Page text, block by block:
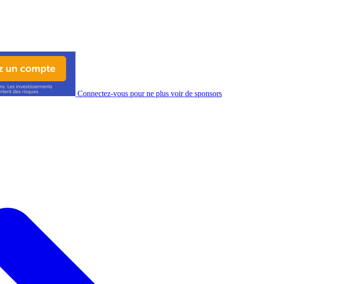
Connectez-vous pour ne plus voir de sponsors